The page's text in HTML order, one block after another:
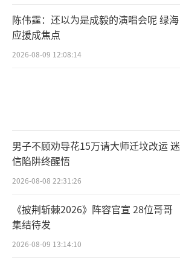
陈伟霆：还以为是成毅的演唱会呢 绿海
应援成焦点
2026-08-09 12:08:14
男子不顾劝导花15万请大师迁坟改运 迷
信陷阱终醒悟
2026-08-08 22:31:26
《披荆斩棘2026》阵容官宣 28位哥哥
集结待发
2026-08-09 13:14:10